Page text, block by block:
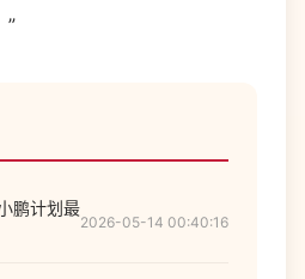
”
鹏计划最
2026-05-14 00:40:16